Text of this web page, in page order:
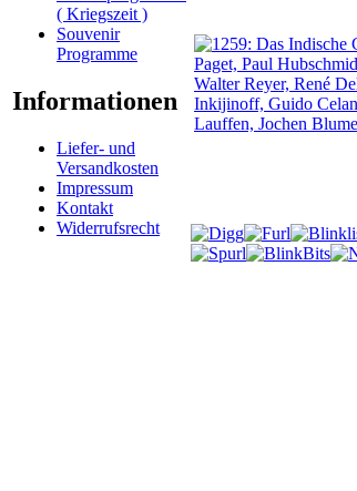
( Kriegszeit )
Souvenir
Programme
Informationen
Liefer- und
Versandkosten
Impressum
Kontakt
Widerrufsrecht